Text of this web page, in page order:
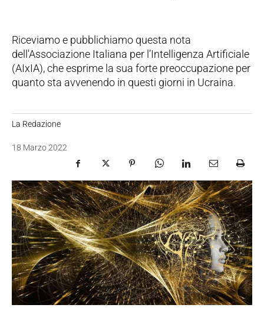
Riceviamo e pubblichiamo questa nota
dell'Associazione Italiana per l’Intelligenza Artificiale
(AIxIA), che esprime la sua forte preoccupazione per
quanto sta avvenendo in questi giorni in Ucraina.
La Redazione
18 Marzo 2022